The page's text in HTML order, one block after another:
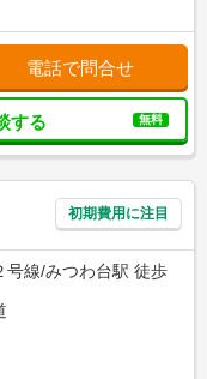
電話で問合せ
する 無料
初期費用に注目
号線/みつわ台駅 徒歩